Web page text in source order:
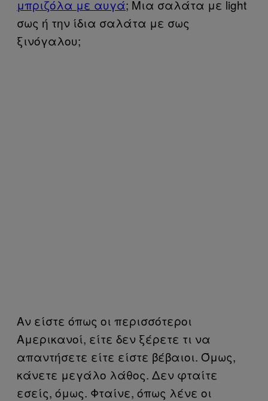
μπριζόλα με αυγά; Μια σαλάτα με light
σως ή την ίδια σαλάτα με σως
ξινόγαλου;
Αν είστε όπως οι περισσότεροι
Αμερικανοί, είτε δεν ξέρετε τι να
απαντήσετε είτε είστε βέβαιοι. Όμως,
κάνετε μεγάλο λάθος. Δεν φταίτε
εσείς, όμως. Φταίνε, όπως λένε οι